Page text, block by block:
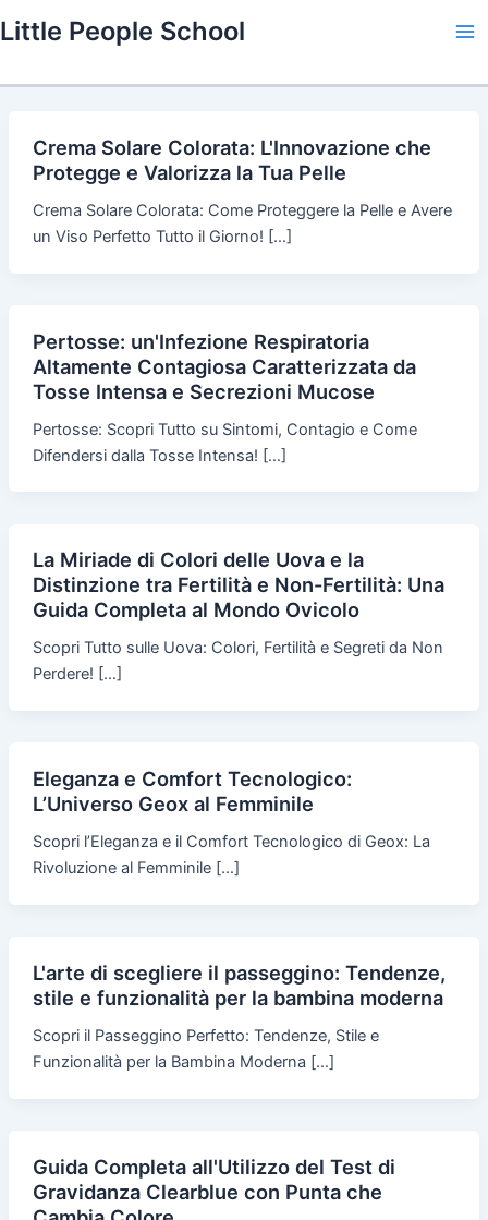
to
Little People School
Crema Solare Colorata: L'Innovazione che
Protegge e Valorizza la Tua Pelle
Crema Solare Colorata: Come Proteggere la Pelle e Avere
un Viso Perfetto Tutto il Giorno! […]
Pertosse: un'Infezione Respiratoria
Altamente Contagiosa Caratterizzata da
Tosse Intensa e Secrezioni Mucose
Pertosse: Scopri Tutto su Sintomi, Contagio e Come
Difendersi dalla Tosse Intensa! […]
La Miriade di Colori delle Uova e la
Distinzione tra Fertilità e Non-Fertilità: Una
Guida Completa al Mondo Ovicolo
Scopri Tutto sulle Uova: Colori, Fertilità e Segreti da Non
Perdere! […]
Eleganza e Comfort Tecnologico:
L’Universo Geox al Femminile
Scopri l’Eleganza e il Comfort Tecnologico di Geox: La
Rivoluzione al Femminile […]
L'arte di scegliere il passeggino: Tendenze,
stile e funzionalità per la bambina moderna
Scopri il Passeggino Perfetto: Tendenze, Stile e
Funzionalità per la Bambina Moderna […]
Guida Completa all'Utilizzo del Test di
Gravidanza Clearblue con Punta che